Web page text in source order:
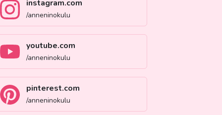
instagram.com
/anneninokulu
youtube.com
/anneninokulu
pinterest.com
/anneninokulu